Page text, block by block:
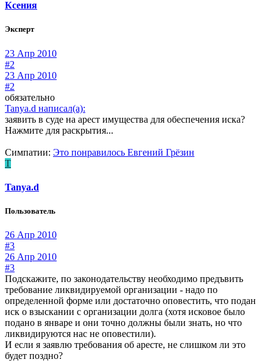
Ксения
Эксперт
23 Апр 2010
#2
23 Апр 2010
#2
обязательно
Tanya.d написал(а):
заявить в суде на арест имущества для обеспечения иска?
Нажмите для раскрытия...
Симпатии: Это понравилось Евгений Грёзин
T
Tanya.d
Пользователь
26 Апр 2010
#3
26 Апр 2010
#3
Подскажите, по законодательству необходимо предъвить
требование ликвидируемой организации - надо по
определенной форме или достаточно оповестить, что подан
иск о взыскании с организации долга (хотя исковое было
подано в январе и они точно должны были знать, но что
ликвидируются нас не оповестили).
И если я заявлю требования об аресте, не слишком ли это
будет поздно?